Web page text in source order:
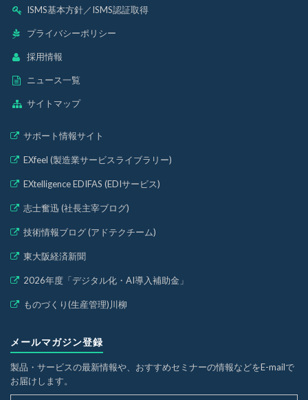
ISMS基本方針／ISMS認証取得
プライバシーポリシー
採用情報
ニュース一覧
サイトマップ
サポート情報サイト
EXfeel (製造業サービスライブラリー)
EXtelligence EDIFAS (EDIサービス)
志士奮迅 (社長主宰ブログ)
技術情報ブログ (アドテクチーム)
東大阪経済新聞
2026年度「デジタル化・AI導入補助金」
ものづくり(生産管理)川柳
メールマガジン登録
製品・サービスの最新情報や、おすすめセミナーの情報などをE-mailで
お届けします。